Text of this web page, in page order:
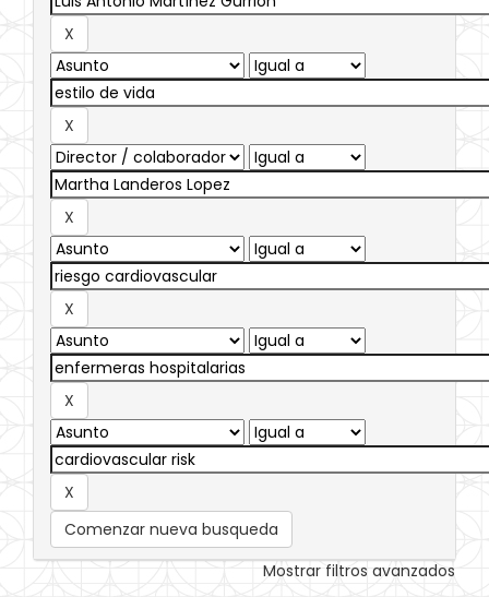
Comenzar nueva busqueda
Mostrar filtros avanzados